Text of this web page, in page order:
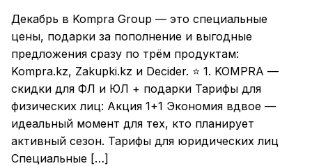
Декабрь в Kompra Group — это специальные
цены, подарки за пополнение и выгодные
предложения сразу по трëм продуктам:
Kompra.kz, Zakupki.kz и Decider. ⭐ 1. KOMPRA —
скидки для ФЛ и ЮЛ + подарки Тарифы для
физических лиц: Акция 1+1 Экономия вдвое —
идеальный момент для тех, кто планирует
активный сезон. Тарифы для юридических лиц
Специальные […]